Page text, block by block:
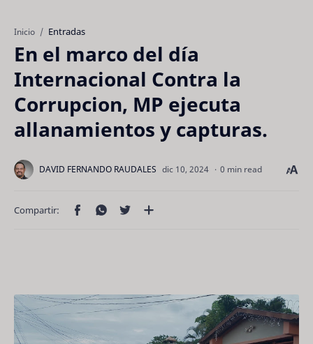
Inicio Entradas
En el marco del día
Internacional Contra la
Corrupcion, MP ejecuta
allanamientos y capturas.
0 min read